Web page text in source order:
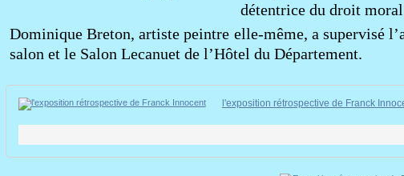
détentrice du droit
Dominique Breton, artiste peintre elle-même, a supervisé
salon et le Salon Lecanuet de l’Hôtel du Département.
l'exposition rétrospective de Franck